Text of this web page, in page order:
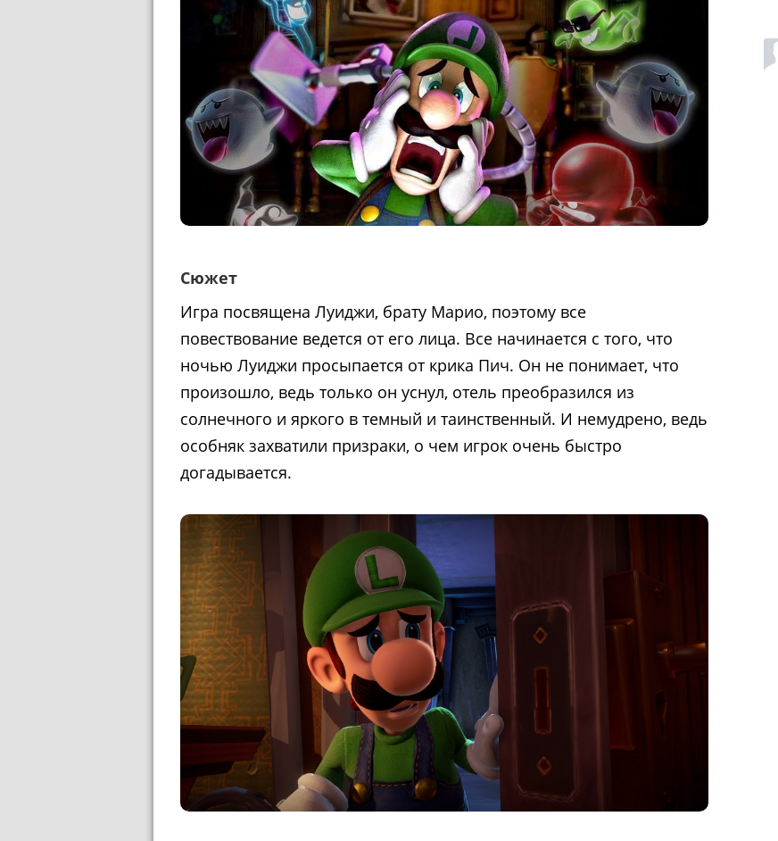
Сюжет
Игра посвящена Луиджи, брату Марио, поэтому все
повествование ведется от его лица. Все начинается с того, что
ночью Луиджи просыпается от крика Пич. Он не понимает, что
произошло, ведь только он уснул, отель преобразился из
солнечного и яркого в темный и таинственный. И немудрено, ведь
особняк захватили призраки, о чем игрок очень быстро
догадывается.